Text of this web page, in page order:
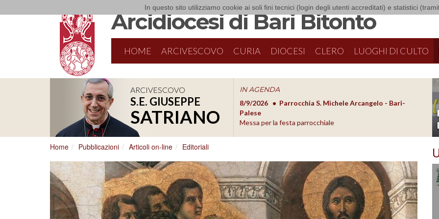
In questo sito utilizziamo cookie ai soli fini tecnici (login degli utenti accreditati) e statistici
Arcidiocesi di Bari Bitonto
HOME ARCIVESCOVO CURIA DIOCESI CLERO LUOGHI DI CULTO
ARCIVESCOVO
S.E. GIUSEPPE
SATRIANO
IN AGENDA
8/17/2026
Conversano
Conferenza Episcopale Pugliese
8/9/2026
Parrocchia S. Michele Arcangelo - Bari-
Palese
Messa per la festa parrocchiale
8/10/
Home Pubblicazioni Articoli on-line Editoriali